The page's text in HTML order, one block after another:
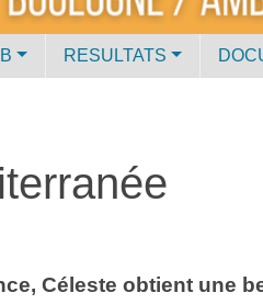
RESULTATS
Céleste obtient une